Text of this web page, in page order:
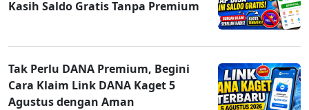
Kasih Saldo Gratis Tanpa Premium
Tak Perlu DANA Premium, Begini
Cara Klaim Link DANA Kaget 5
Agustus dengan Aman